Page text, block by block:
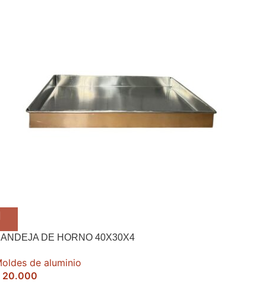
DE HORNO 40X30X4
de aluminio
20.000